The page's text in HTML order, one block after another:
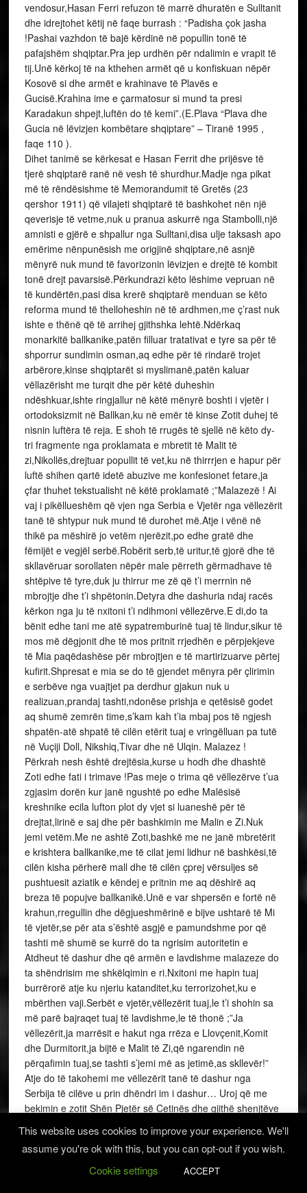
vendosur,Hasan Ferri refuzon të marrë dhuratën e Sulltanit
dhe idrejtohet këtij në faqe burrash : “Padisha çok jasha
!Pashai vazhdon të bajë kërdinë në popullin tonë të
pafajshëm shqiptar.Pra jep urdhën për ndalimin e vrapit të
tij.Unë kërkoj të na kthehen armët që u konfiskuan nëpër
Kosovë si dhe armët e krahinave të Plavës e
Gucisë.Krahina ime e çarmatosur si mund ta presi
Karadakun shpejt,luftën do të kemi”.(E.Plava “Plava dhe
Gucia në lëvizjen kombëtare shqiptare” – Tiranë 1995 ,
faqe 110 ).
Dihet tanimë se kërkesat e Hasan Ferrit dhe prijësve të
tjerë shqiptarë ranë në vesh të shurdhur.Madje nga pikat
më të rëndësishme të Memorandumit të Gretës (23
qershor 1911) që vilajeti shqiptarë të bashkohet nën një
qeverisje të vetme,nuk u pranua askurrë nga Stambolli,një
amnisti e gjërë e shpallur nga Sulltani,disa ulje taksash apo
emërime nënpunësish me origjinë shqiptare,në asnjë
mënyrë nuk mund të favorizonin lëvizjen e drejtë të kombit
tonë drejt pavarsisë.Përkundrazi këto lëshime vepruan në
të kundërtën,pasi disa krerë shqiptarë menduan se këto
reforma mund të thelloheshin në të ardhmen,me ç’rast nuk
ishte e thënë që të arrihej gjithshka lehtë.Ndërkaq
monarkitë ballkanike,patën filluar tratativat e tyre sa për të
shporrur sundimin osman,aq edhe për të rindarë trojet
arbërore,kinse shqiptarët si myslimanë,patën kaluar
vëllazërisht me turqit dhe për këtë duheshin
ndëshkuar,ishte ringjallur në këtë mënyrë boshti i vjetër i
ortodoksizmit në Ballkan,ku në emër të kinse Zotit duhej të
nisnin luftëra të reja. E shoh të rrugës të sjellë në këto dy-
tri fragmente nga proklamata e mbretit të Malit të
zi,Nikollës,drejtuar popullit të vet,ku në thirrrjen e hapur për
luftë shihen qartë idetë abuzive me konfesionet fetare,ja
çfar thuhet tekstualisht në këtë proklamatë ;”Malazezë ! Ai
vaj i pikëllueshëm që vjen nga Serbia e Vjetër nga vëllezërit
tanë të shtypur nuk mund të durohet më.Atje i vënë në
thikë pa mëshirë jo vetëm njerëzit,po edhe gratë dhe
fëmijët e vegjël serbë.Robërit serb,të uritur,të gjorë dhe të
skllavëruar sorollaten nëpër male përreth gërmadhave të
shtëpive të tyre,duk ju thirrur me zë që t’i merrnin në
mbrojtje dhe t’i shpëtonin.Detyra dhe dashuria ndaj racës
kërkon nga ju të nxitoni t’i ndihmoni vëllezërve.E di,do ta
bënit edhe tani me atë sypatremburinë tuaj të lindur,sikur të
mos më dëgjonit dhe të mos pritnit rrjedhën e përpjekjeve
të Mia paqëdashëse për mbrojtjen e të martirizuarve përtej
kufirit.Shpresat e mia se do të gjendet mënyra për çlirimin
e serbëve nga vuajtjet pa derdhur gjakun nuk u
realizuan,prandaj tashti,ndonëse prishja e qetësisë godet
aq shumë zemrën time,s’kam kah t’ia mbaj pos të ngjesh
shpatën-atë shpatë të cilën etërit tuaj e vringëlluan pa tutë
në Vuçiji Doll, Nikshiq,Tivar dhe në Ulqin. Malazez !
Përkrah nesh është drejtësia,kurse u hodh dhe dhashtë
Zoti edhe fati i trimave !Pas meje o trima që vëllezërve t’ua
zgjasim dorën kur janë ngushtë po edhe Malësisë
kreshnike ecila lufton plot dy vjet si luaneshë për të
drejtat,lirinë e saj dhe për bashkimin me Malin e Zi.Nuk
jemi vetëm.Me ne ashtë Zoti,bashkë me ne janë mbretërit
e krishtera ballkanike,me të cilat jemi lidhur në bashkësi,të
cilën kisha përherë mall dhe të cilën çprej vërsuljes së
pushtuesit aziatik e këndej e pritnin me aq dëshirë aq
breza të popujve ballkanikë.Unë e var shpersën e fortë në
krahun,rregullin dhe dëgjueshmërinë e bijve ushtarë të Mi
të vjetër,se për ata s’është asgjë e pamundshme por që
tashti më shumë se kurrë do ta ngrisim autoritetin e
Atdheut të dashur dhe që armën e lavdishme malazeze do
ta shëndrisim me shkëlqimin e ri.Nxitoni me hapin tuaj
burrërorë atje ku njeriu katanditet,ku terrorizohet,ku e
mbërthen vaji.Serbët e vjetër,vëllezërit tuaj,le t’i shohin sa
më parë bajraqet tuaj të lavdishme,le të thonë ;”Ja
vëllezërit,ja marrësit e hakut nga rrëza e Llovçenit,Komit
dhe Durmitorit,ja bijtë e Malit të Zi,që ngarendin në
përqafimin tuaj,se tashti s’jemi më as jetimë,as skllevër!”
Atje do të takohemi me vëllezërit tanë të dashur nga
Serbija të cilëve u prin dhëndri im i dashur… Uroj që me
bekimin e zotit Shën Pjetër së Cetinës dhe gjithë shenjtëve
sime.Nikolla.”( Gazeta “Gllas Crnogoraca më 26 shtator
1912 ).
Është e qartë tanimë se planet e Malit të Zi,ishin në sinkron
This website uses cookies to improve your experience. We'll
assume you're ok with this, but you can opt-out if you wish.
Cookie settings
ACCEPT